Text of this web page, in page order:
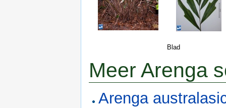
Blad
Meer Arenga
Arenga